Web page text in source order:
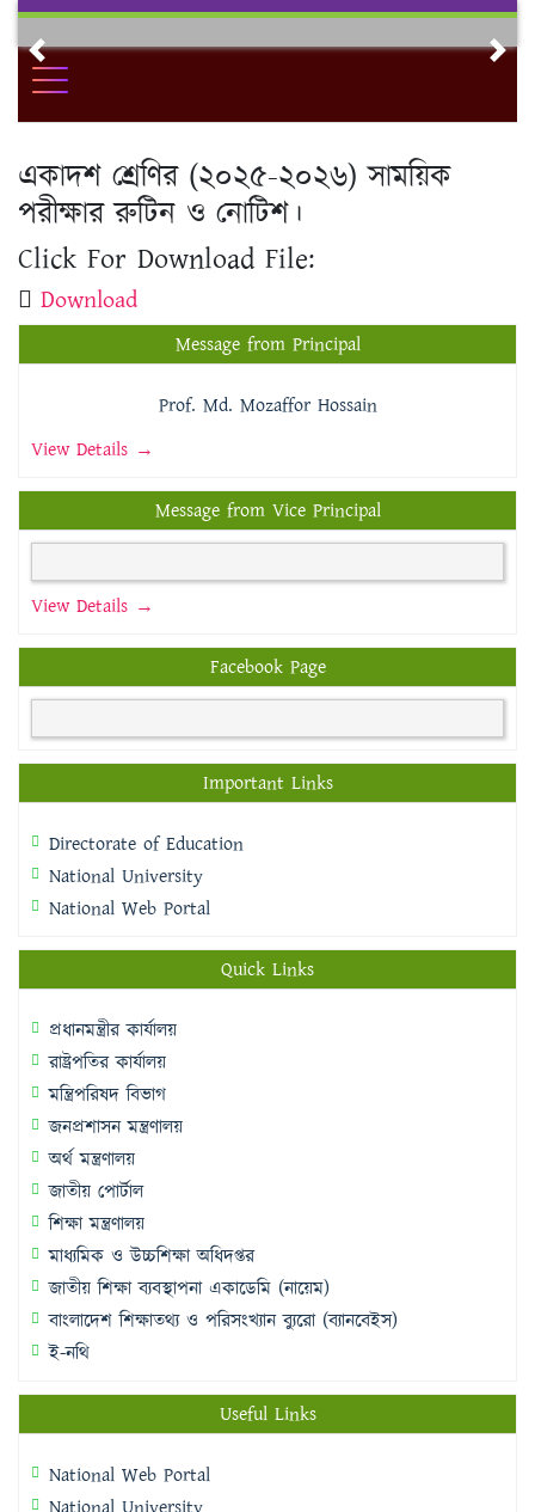
Skip
contentPrevious
একাদশ শ্রেণির (২০২৫-২০২৬) সাময়িক
পরীক্ষার রুটিন ও নোটিশ।
Click For Download File:
Download
Message from Principal
Prof. Md. Mozaffor Hossain
View Details →
Message from Vice Principal
View Details →
Facebook Page
Important Links
Directorate of Education
National University
National Web Portal
Quick Links
প্রধানমন্ত্রীর কার্যালয়
রাষ্ট্রপতির কার্যালয়
মন্ত্রিপরিষদ বিভাগ
জনপ্রশাসন মন্ত্রণালয়
অর্থ মন্ত্রণালয়
জাতীয় পোর্টাল
শিক্ষা মন্ত্রণালয়
মাধ্যমিক ও উচ্চশিক্ষা অধিদপ্তর
জাতীয় শিক্ষা ব্যবস্থাপনা একাডেমি (নায়েম)
বাংলাদেশ শিক্ষাতথ্য ও পরিসংখ্যান ব্যুরো (ব্যানবেইস)
ই-নথি
Useful Links
National Web Portal